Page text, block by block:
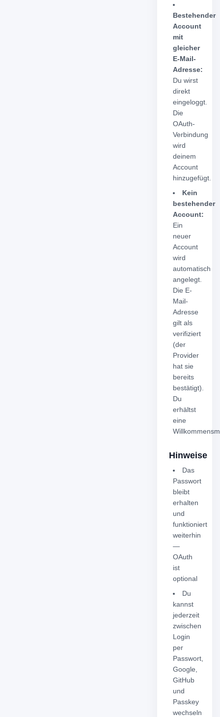
Bestehender
Account
mit
gleicher
E-Mail-
Adresse:
Du wirst
direkt
eingeloggt.
Die
OAuth-
Verbindung
wird
deinem
Account
hinzugefügt.
Kein
bestehender
Account:
Ein
neuer
Account
wird
automatisch
angelegt.
Die E-
Mail-
Adresse
gilt als
verifiziert
(der
Provider
hat sie
bereits
bestätigt).
Du
erhältst
eine
Hinweise
Das
Passwort
bleibt
erhalten
und
funktioniert
weiterhin
—
OAuth
ist
optional
Du
kannst
jederzeit
zwischen
Login
per
Passwort,
Google,
GitHub
und
Passkey
wechseln